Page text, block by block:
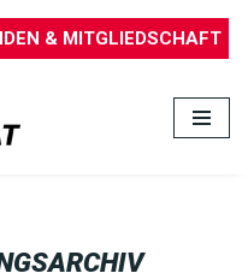
& MITGLIEDSCHAFT